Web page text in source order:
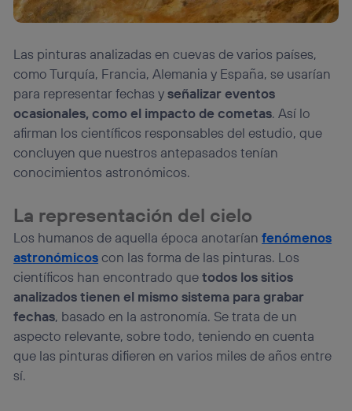
Las pinturas analizadas en cuevas de varios países,
como Turquía, Francia, Alemania y España, se usarían
para representar fechas yseñalizar eventos
ocasionales, como el impacto de cometas. Así lo
afirman los científicos responsables del estudio, que
concluyen que nuestros antepasados tenían
conocimientos astronómicos.
La representación del cielo
Los humanos de aquella época anotaríanfenómenos
astronómicoscon las forma de las pinturas. Los
científicos han encontrado quetodos los sitios
analizados tienen el mismo sistema para grabar
fechas, basado en la astronomía. Se trata de un
aspecto relevante, sobre todo, teniendo en cuenta
que las pinturas difieren en varios miles de años entre
sí.